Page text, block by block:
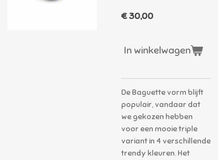
€ 30,00
In winkelwagen
De Baguette vorm blijft
populair, vandaar dat
we gekozen hebben
voor een mooie triple
variant in 4 verschillende
trendy kleuren. Het